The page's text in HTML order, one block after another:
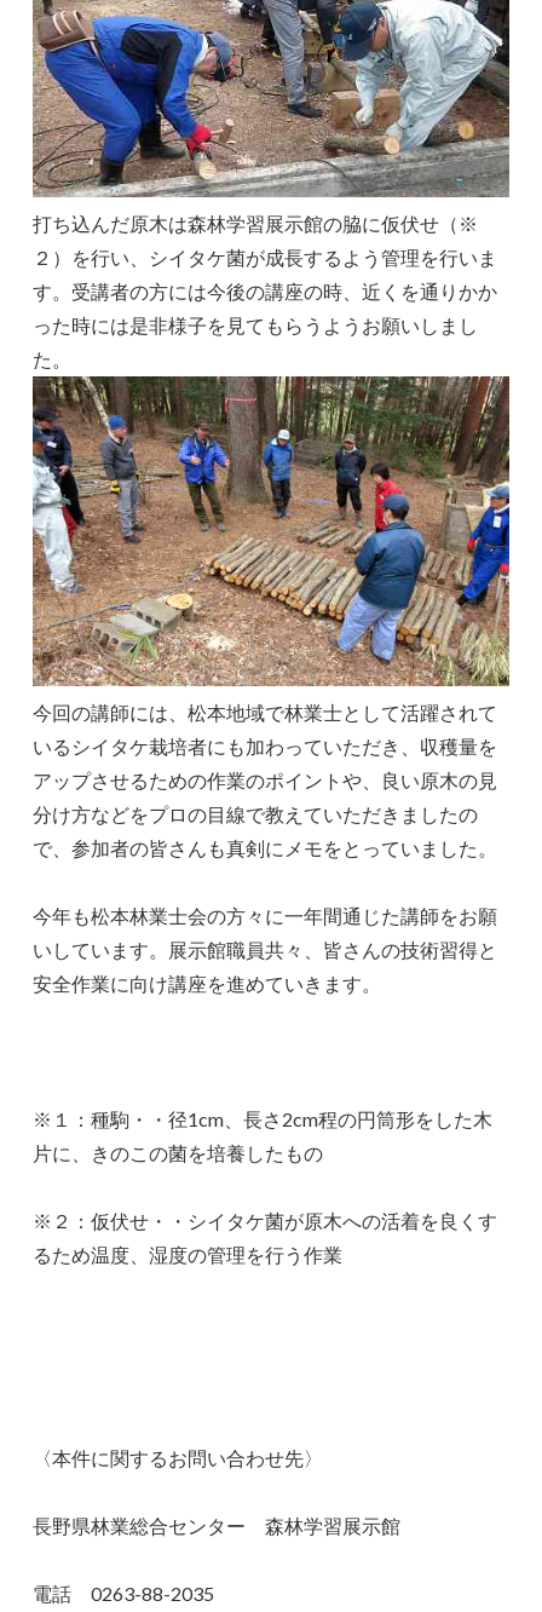
打ち込んだ原木は森林学習展示館の脇に仮伏せ（※
２）を行い、シイタケ菌が成長するよう管理を行いま
す。受講者の方には今後の講座の時、近くを通りかか
った時には是非様子を見てもらうようお願いしまし
た。
今回の講師には、松本地域で林業士として活躍されて
いるシイタケ栽培者にも加わっていただき、収穫量を
アップさせるための作業のポイントや、良い原木の見
分け方などをプロの目線で教えていただきましたの
で、参加者の皆さんも真剣にメモをとっていました。
今年も松本林業士会の方々に一年間通じた講師をお願
いしています。展示館職員共々、皆さんの技術習得と
安全作業に向け講座を進めていきます。
※１：種駒・・径1cm、長さ2cm程の円筒形をした木
片に、きのこの菌を培養したもの
※２：仮伏せ・・シイタケ菌が原木への活着を良くす
るため温度、湿度の管理を行う作業
〈本件に関するお問い合わせ先〉
長野県林業総合センター 森林学習展示館
電話 0263-88-2035